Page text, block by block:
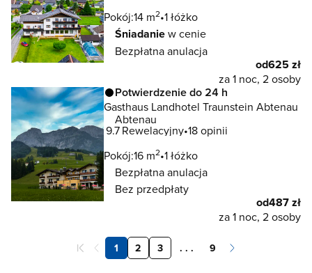
Pokój:14 m2 1 łóżko
Śniadaniew cenie
Bezpłatna anulacja
od625 zł
za 1 noc, 2 osoby
Potwierdzenie do 24 h
Gasthaus Landhotel Traunstein Abtenau
Abtenau
9.7Rewelacyjny 18 opinii
Pokój:16 m2 1 łóżko
Bezpłatna anulacja
Bez przedpłaty
od487 zł
za 1 noc, 2 osoby
1 2 3 . . . 9